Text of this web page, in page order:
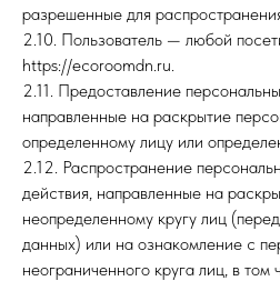
разрешенные для
2.10. Пользователь — любой
https://ecoroomdn.ru.
2.11. Предоставление
направленные на раскрытие
определенному лицу или
2.12. Распространение
действия, направленные на
неопределенному кругу лиц
данных) или на ознакомление с
неограниченного круга лиц, в